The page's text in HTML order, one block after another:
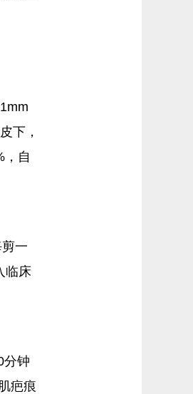
下，
，自
一
临床
分钟
疤痕